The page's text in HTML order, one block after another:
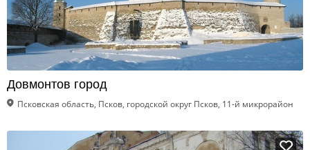
Довмонтов город
Псковская область, Псков, городской округ Псков, 11-й микрорайон